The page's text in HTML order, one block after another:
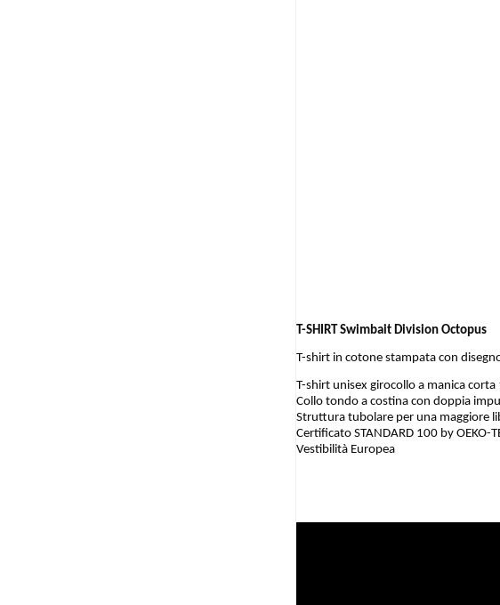
T-SHIRT Swimbait Division Octopus
T-shirt in cotone stampata con
T-shirt unisex girocollo a manica
Collo tondo a costina con doppia
Struttura tubolare per una maggiore
Certificato STANDARD 100 by OEKO-
Vestibilità Europea